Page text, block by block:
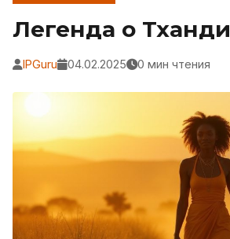
Легенда о Тханди
IPGuru 04.02.2025 0 мин чтения